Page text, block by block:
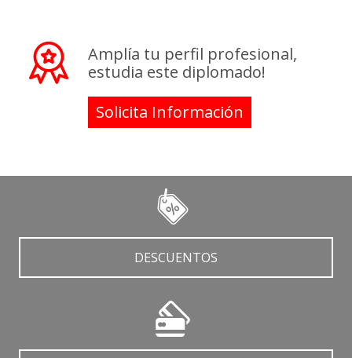
Amplía tu perfil profesional,
estudia este diplomado!
Solicita Información
DESCUENTOS